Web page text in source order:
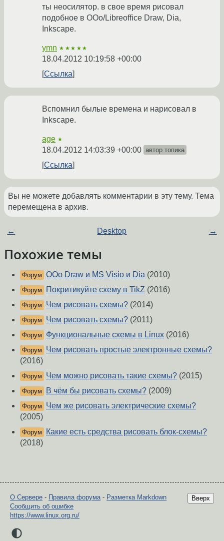
ты неосилятор. в свое время рисовал
подобное в OOo/Libreoffice Draw, Dia,
Inkscape.
ymn ★★★★★
18.04.2012 10:19:58 +00:00
Ссылка
Вспомнил былые времена и нарисовал в
Inkscape.
age ★
18.04.2012 14:03:39 +00:00 автор топика
Ссылка
Вы не можете добавлять комментарии в эту тему. Тема
перемещена в архив.
← Desktop →
Похожие темы
Форум OOo Draw и MS Visio и Dia (2010)
Форум Покритикуйте схему в TikZ (2016)
Форум Чем рисовать схемы? (2014)
Форум Чем рисовать схемы? (2011)
Форум Функциональные схемы в Linux (2016)
Форум
Чем рисовать простые электронные схемы?
(2016)
Форум Чем можно рисовать такие схемы? (2015)
Форум В чём бы рисовать схемы? (2009)
Форум
Чем же рисовать электрические схемы?
(2005)
Форум
Какие есть средства рисовать блок-схемы?
(2018)
Вверх
О Сервере - Правила форума- Разметка Markdown
Сообщить об ошибке
https://www.linux.org.ru/